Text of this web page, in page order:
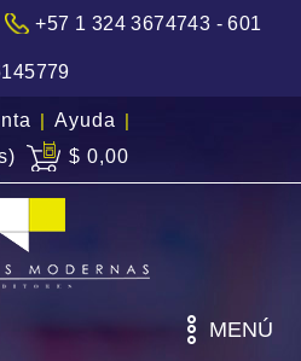
+57 1 324 3674743 - 601
| Ayuda |
$ 0,00
MENÚ